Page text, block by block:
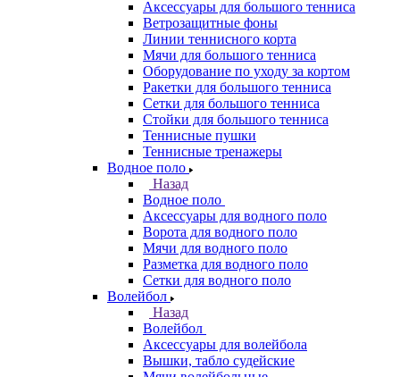
Аксессуары для большого тенниса
Ветрозащитные фоны
Линии теннисного корта
Мячи для большого тенниса
Оборудование по уходу за кортом
Ракетки для большого тенниса
Сетки для большого тенниса
Стойки для большого тенниса
Теннисные пушки
Теннисные тренажеры
Водное поло
Назад
Водное поло
Аксессуары для водного поло
Ворота для водного поло
Мячи для водного поло
Разметка для водного поло
Сетки для водного поло
Волейбол
Назад
Волейбол
Аксессуары для волейбола
Вышки, табло судейские